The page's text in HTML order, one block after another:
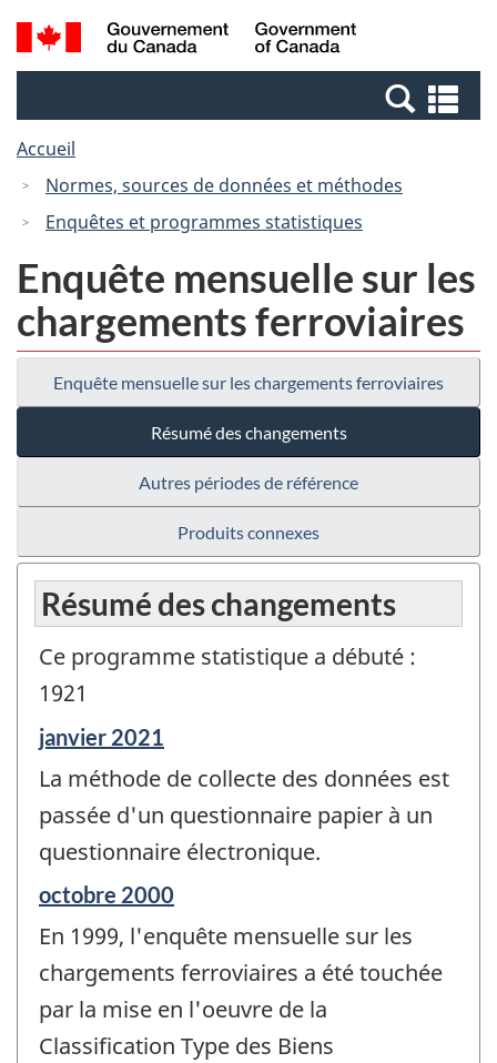
Passer
au
Passer
à
Canada
Recherche
et
et
Accueil
Normes, sources de données et méthodes
Enquêtes et programmes statistiques
Enquête mensuelle sur les
chargements ferroviaires
Enquête mensuelle sur les chargements ferroviaires
Résumé des changements
Autres périodes de référence
Produits connexes
Résumé des changements
Ce programme statistique a débuté :
1921
Période
référence
de
changement
-
janvier 2021
La méthode de collecte des données est
passée d'un questionnaire papier à un
questionnaire électronique.
Période
référence
de
changement
-
octobre 2000
En 1999, l'enquête mensuelle sur les
chargements ferroviaires a été touchée
par la mise en l'oeuvre de la
Classification Type des Biens